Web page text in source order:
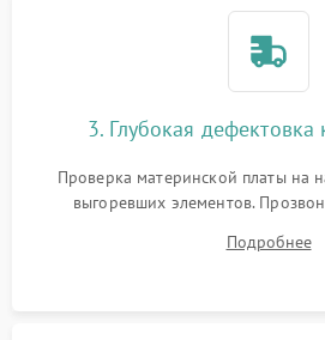
3. Глубокая
Проверка материнской платы на
выгоревших элементов.
тестирование приводных
всасывания. Оценка состояния
Подробнее